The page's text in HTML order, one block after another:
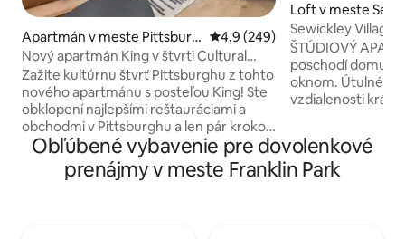
Apartmán v meste Pittsburg
h
Priemerné ohodnotenie 4,9 z
4,9 (249)
Nový apartmán King v štvrti Cultural
District s vírivkou
Zažite kultúrnu štvrť Pittsburghu z tohto
nového apartmánu s posteľou King! Ste
obklopení najlepšími reštauráciami a
obchodmi v Pittsburghu a len pár krokov
od Kongresového centra, divadiel a
ďalších zaujímavých miest. Navrhnuté
pre pohodlie a komfort v
Loft v meste
Sewickley Village
ŠTÚDIOVÝ
poschodí domu
oknom. Útulné
vzdialenosti
reštaurácie,
knižnica, YMCA.
pre seba. Ide o
Obľúbené vybavenie pre dovolenkové
prenájmy v meste Franklin Park